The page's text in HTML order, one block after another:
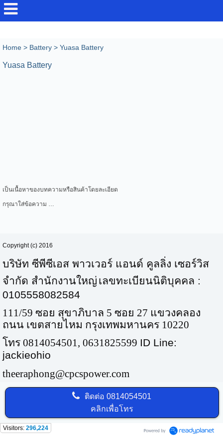
Home> Battery> Yuasa Battery
Yuasa Battery
เป็นเนื้อหาของบทความหรือสินค้าโดยละเอียด
กรุณาใส่ข้อความ …
Copyright (c) 2016
บริษัท ซีพีซีเอส พาวเวอร์ แอนด์ คูลลิ่ง เซอร์วิส
จำกัด สำนักงานใหญ่ เลขทะเบียนนิติบุคคล :
0105558082584
111/59 ซอย สุขาภิบาล 5 ซอย 27 แขวงคลอง
ถนน เขตสายไหม กรุงเทพมหานคร 10220
โทร 0814054501, 0631825599 ID Line:
jackieohio
theeraphong@cpcspower.com
ติดต่อ0814054501
คลิกเพื่อโทร
Visitors: 296,224